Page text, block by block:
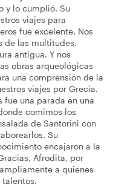
y lo cumplió. Su
viajes para
fue excelente. Nos
de las multitudes,
antigua. Y nos
obras arqueológicas
una comprensión de la
viajes por Grecia.
fue una parada en una
comimos los
de Santorini con
Su
encajaron a la
Afrodita, por
a quienes
talentos.